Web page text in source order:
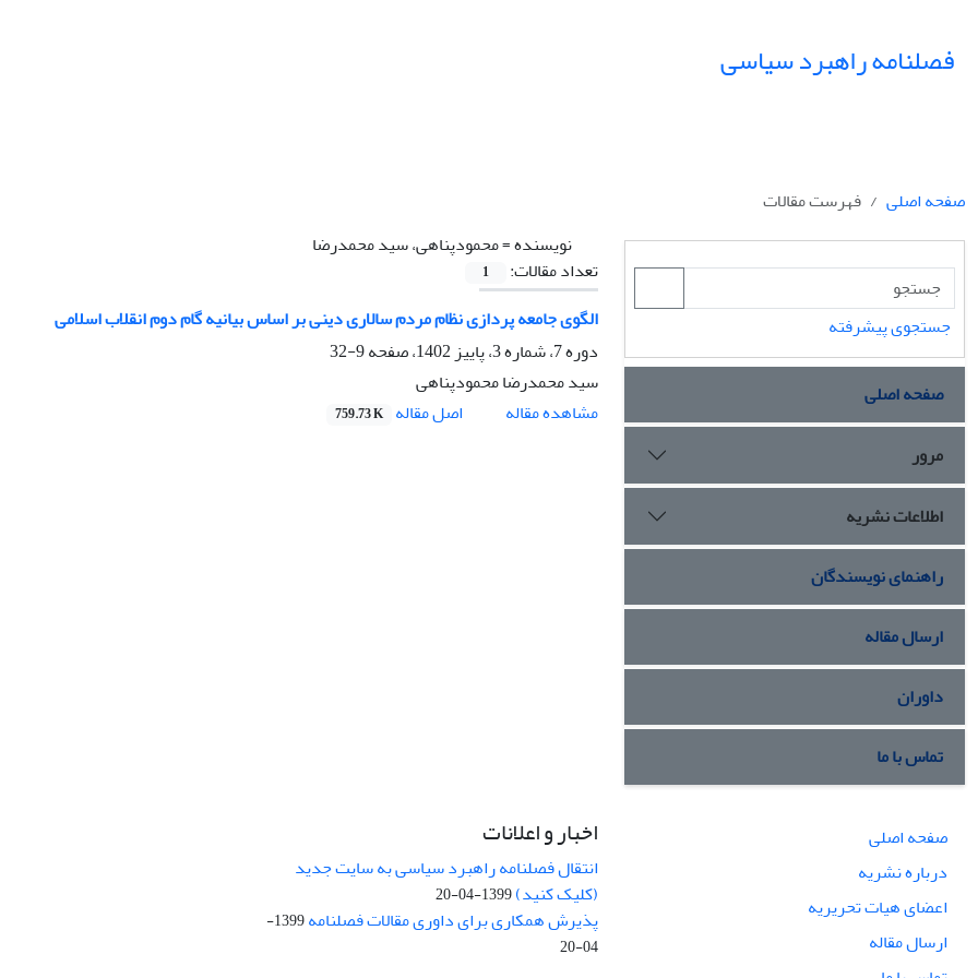
فصلنامه راهبرد سیاسی
صفحه اصلی
فهرست مقالات
نویسنده =محمودپناهی، سید محمدرضا
تعداد مقالات:
1
الگوی جامعه پردازی نظام مردم سالاری دینی بر اساس بیانیه گام دوم انقلاب اسلامی
دوره 7، شماره 3، پاییز 1402، صفحه
9-32
سید محمدرضا محمودپناهی
مشاهده مقاله
اصل مقاله 759.73 K
جستجوی پیشرفته
صفحه اصلی
مرور
اطلاعات نشریه
راهنمای نویسندگان
ارسال مقاله
داوران
تماس با ما
صفحه اصلی
درباره نشریه
اعضای هیات تحریریه
ارسال مقاله
اخبار و اعلانات
انتقال فصلنامه راهبرد سیاسی به سایت جدید
(کلیک کنید)1399-04-20
پذیرش همکاری برای داوری مقالات فصلنامه
1399-
04-20